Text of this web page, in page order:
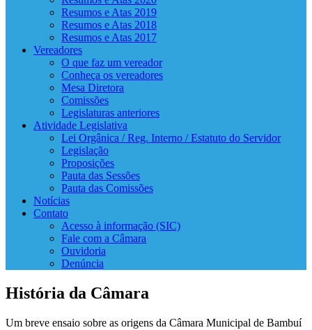
Resumos e Atas 2019
Resumos e Atas 2018
Resumos e Atas 2017
Vereadores
O que faz um vereador
Conheça os vereadores
Mesa Diretora
Comissões
Legislaturas anteriores
Atividade Legislativa
Lei Orgânica / Reg. Interno / Estatuto do Servidor
Legislação
Proposições
Pauta das Sessões
Pauta das Comissões
Notícias
Contato
Acesso à informação (SIC)
Fale com a Câmara
Ouvidoria
Denúncia
História da Câmara
Um breve ensaio sobre as origens da Câmara Municipal de Bambuí